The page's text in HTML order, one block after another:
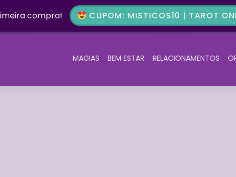
compra! CUPOM: MISTICOS10 | TAROT
MAGIAS BEM ESTAR RELACIONAMENTOS